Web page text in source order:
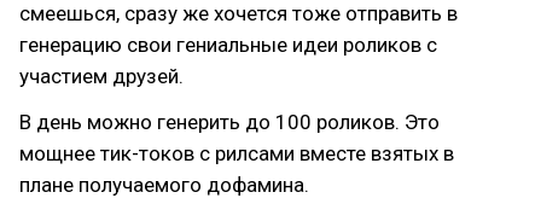
смеешься, сразу же хочется тоже отправить в
генерацию свои гениальные идеи роликов с
участием друзей.
В день можно генерить до 100 роликов. Это
мощнее тик-токов с рилсами вместе взятых в
плане получаемого дофамина.